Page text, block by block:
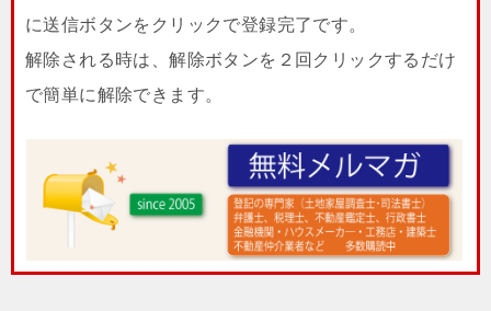
に送信ボタンをクリックで登録完了です。
解除される時は、解除ボタンを２回クリックするだけ
で簡単に解除できます。